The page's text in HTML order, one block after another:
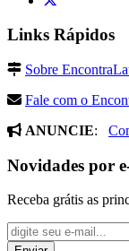
Links Rápidos
Sobre
Fale com o
ANUNCIE:
Novidades por
Receba grátis as